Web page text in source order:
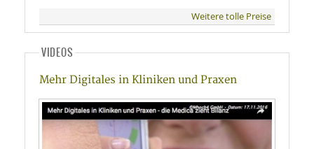
Weitere tolle Preise
VIDEOS
Mehr Digitales in Kliniken und Praxen